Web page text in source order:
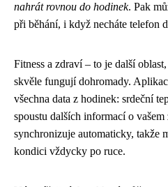
nahrát rovnou do hodinek. Pak
při běhání, i když necháte telefon
Fitness a zdraví – to je další
skvěle fungují dohromady.
všechna data z hodinek: srdeční
spoustu dalších informací o
synchronizuje automaticky, takže
kondici vždycky po ruce.